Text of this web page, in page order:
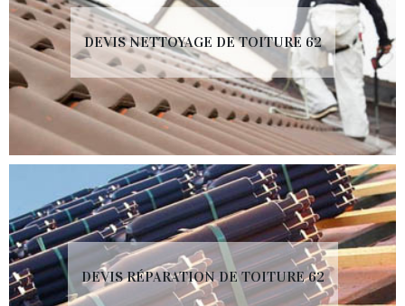
DEVIS NETTOYAGE DE TOITURE 62
DEVIS RÉPARATION DE TOITURE 62